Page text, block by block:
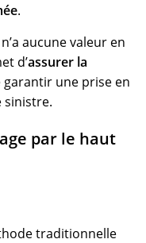
.
aucune valeur en
d’assurer la
garantir une prise en
sinistre.
par le haut
traditionnelle